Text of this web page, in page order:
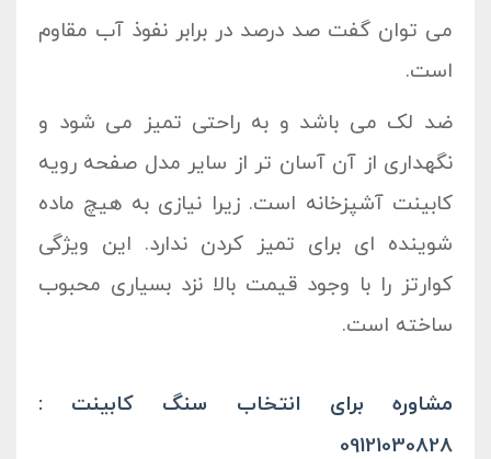
می توان گفت صد درصد در برابر نفوذ آب مقاوم
است.
ضد لک می باشد و به راحتی تمیز می شود و
نگهداری از آن آسان تر از سایر مدل صفحه رویه
کابینت آشپزخانه است. زیرا نیازی به هیچ ماده
شوینده ای برای تمیز کردن ندارد. این ویژگی
کوارتز را با وجود قیمت بالا نزد بسیاری محبوب
ساخته است.
مشاوره برای انتخاب سنگ کابینت :
09121030828